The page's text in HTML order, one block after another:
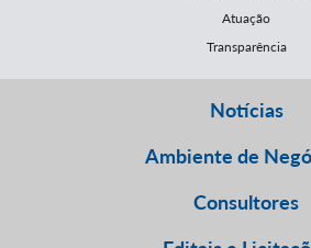
Atuação
Transparência
Notícias
Ambiente de
Consultores